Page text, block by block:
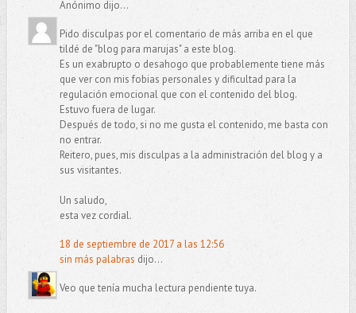
Anónimo dijo...
Pido disculpas por el comentario de más arriba en el que
tildé de "blog para marujas" a este blog.
Es un exabrupto o desahogo que probablemente tiene más
que ver con mis fobias personales y dificultad para la
regulación emocional que con el contenido del blog.
Estuvo fuera de lugar.
Después de todo, si no me gusta el contenido, me basta con
no entrar.
Reitero, pues, mis disculpas a la administración del blog y a
sus visitantes.
Un saludo,
esta vez cordial.
18 de septiembre de 2017 a las 12:56
sin más palabrasdijo...
Veo que tenía mucha lectura pendiente tuya.